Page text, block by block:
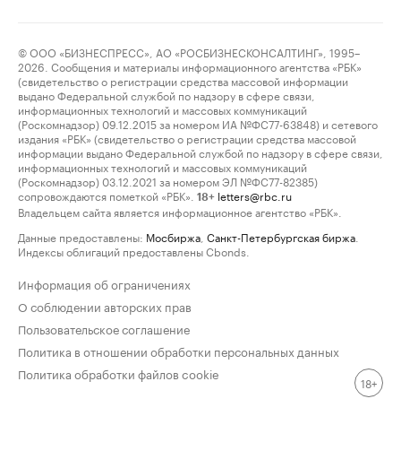
© ООО «БИЗНЕСПРЕСС», АО «РОСБИЗНЕСКОНСАЛТИНГ», 1995–
2026. Сообщения и материалы информационного агентства «РБК»
(свидетельство о регистрации средства массовой информации
выдано Федеральной службой по надзору в сфере связи,
информационных технологий и массовых коммуникаций
(Роскомнадзор) 09.12.2015 за номером ИА №ФС77-63848) и сетевого
издания «РБК» (свидетельство о регистрации средства массовой
информации выдано Федеральной службой по надзору в сфере связи,
информационных технологий и массовых коммуникаций
(Роскомнадзор) 03.12.2021 за номером ЭЛ №ФС77-82385)
сопровождаются пометкой «РБК».
18+ letters@rbc.ru
Владельцем сайта является информационное агентство «РБК».
Данные предоставлены: Мосбиржа Санкт-Петербургская биржа
Индексы облигаций предоставлены Cbonds.
Информация об ограничениях
О соблюдении авторских прав
Пользовательское соглашение
Политика в отношении обработки персональных данных
Политика обработки файлов cookie
18+